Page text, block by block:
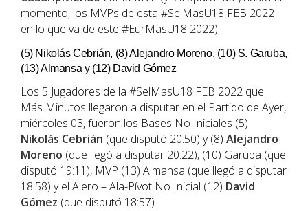
momento, los MVPs de esta #SelMasU18 FEB 2022
en lo que va de este #EurMasU18 2022).
(5) Nikolás Cebrián, (8) Alejandro Moreno, (10) S. Garuba,
(13) Almansa y (12) David Gómez
Los 5 Jugadores de la #SelMasU18 FEB 2022 que
Más Minutos llegaron a disputar en el Partido de Ayer,
miércoles 03, fueron los Bases No Iniciales (5)
Nikolás Cebrián (que disputó 20:50) y (8) Alejandro
Moreno (que llegó a disputar 20:22), (10) Garuba (que
disputó 19:11), MVP (13) Almansa (que llegó a disputar
18:58) y el Alero – Ala-Pívot No Inicial (12) David
Gómez (que disputó 18:57).